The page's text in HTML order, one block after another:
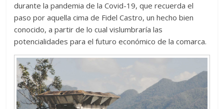
durante la pandemia de la Covid-19, que recuerda el
paso por aquella cima de Fidel Castro, un hecho bien
conocido, a partir de lo cual vislumbraría las
potencialidades para el futuro económico de la comarca.